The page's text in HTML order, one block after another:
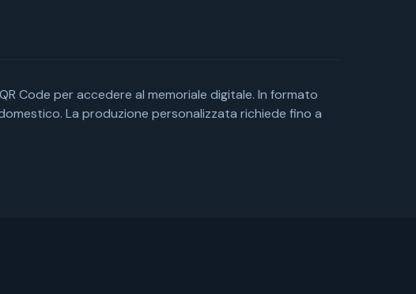
Code per accedere al memoriale digitale. In formato
La produzione personalizzata richiede fino a